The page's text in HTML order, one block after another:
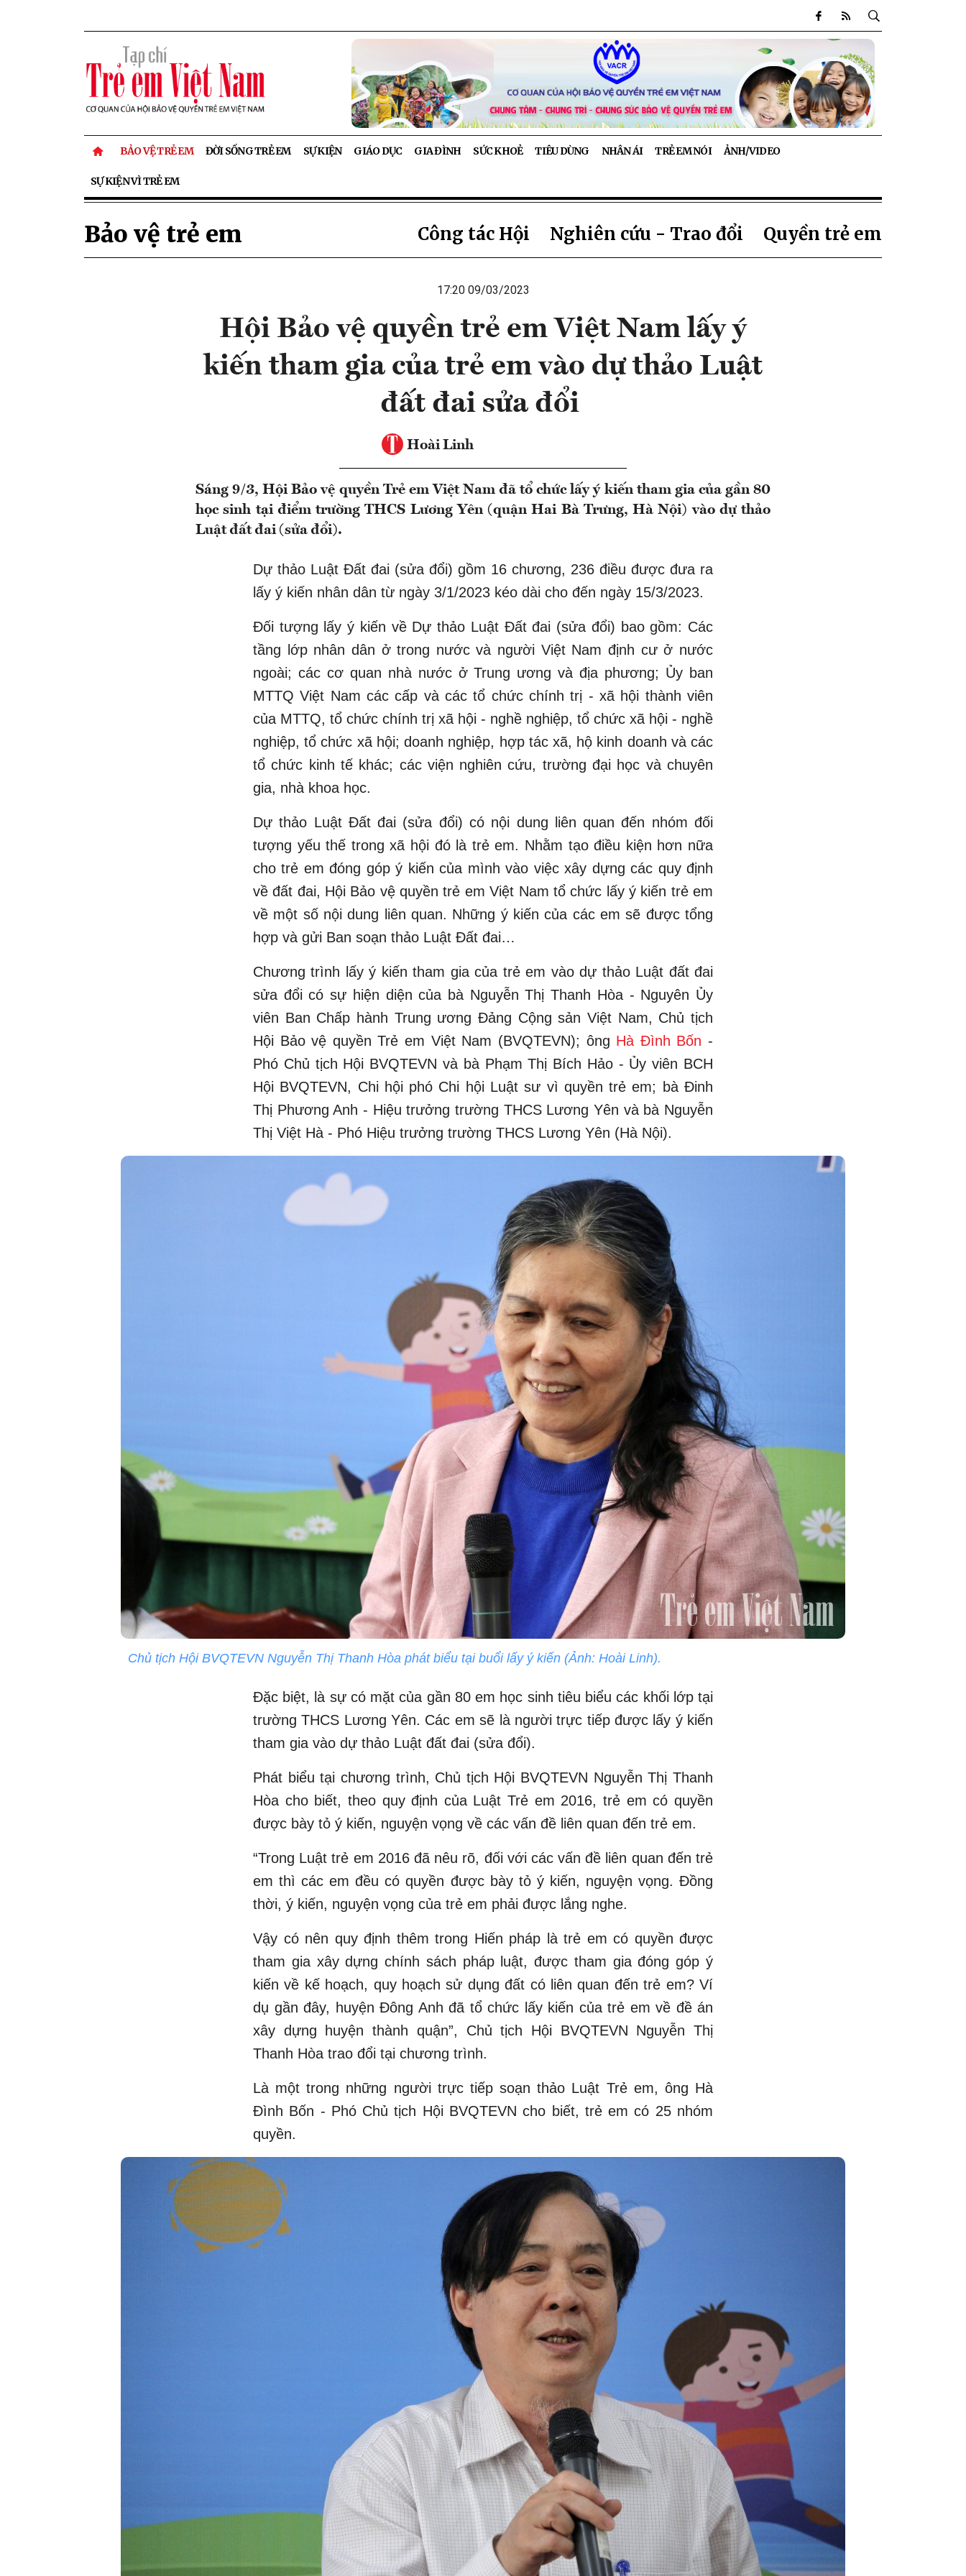
BẢO VỆ TRẺ EM ĐỜI SỐNG TRẺ EM SỰ KIỆN GIÁO DỤC GIA ĐÌNH SỨC KHOẺ TIÊU DÙNG NHÂN ÁI TRẺ EM NÓI ẢNH/VIDEO
SỰ KIỆN VÌ TRẺ EM
Bảo vệ trẻ em Công tác Hội Nghiên cứu - Trao đổi Quyền trẻ em
17:20 09/03/2023
Hội Bảo vệ quyền trẻ em Việt Nam lấy ý
kiến tham gia của trẻ em vào dự thảo Luật
đất đai sửa đổi
Hoài Linh
Sáng 9/3, Hội Bảo vệ quyền Trẻ em Việt Nam đã tổ chức lấy ý kiến tham gia của gần 80
học sinh tại điểm trường THCS Lương Yên (quận Hai Bà Trưng, Hà Nội) vào dự thảo
Luật đất đai (sửa đổi).
Dự thảo Luật Đất đai (sửa đổi) gồm 16 chương, 236 điều được đưa ra
lấy ý kiến nhân dân từ ngày 3/1/2023 kéo dài cho đến ngày 15/3/2023.
Đối tượng lấy ý kiến về Dự thảo Luật Đất đai (sửa đổi) bao gồm: Các
tầng lớp nhân dân ở trong nước và người Việt Nam định cư ở nước
ngoài; các cơ quan nhà nước ở Trung ương và địa phương; Ủy ban
MTTQ Việt Nam các cấp và các tổ chức chính trị - xã hội thành viên
của MTTQ, tổ chức chính trị xã hội - nghề nghiệp, tổ chức xã hội - nghề
nghiệp, tổ chức xã hội; doanh nghiệp, hợp tác xã, hộ kinh doanh và các
tổ chức kinh tế khác; các viện nghiên cứu, trường đại học và chuyên
gia, nhà khoa học.
Dự thảo Luật Đất đai (sửa đổi) có nội dung liên quan đến nhóm đối
tượng yếu thế trong xã hội đó là trẻ em. Nhằm tạo điều kiện hơn nữa
cho trẻ em đóng góp ý kiến của mình vào việc xây dựng các quy định
về đất đai, Hội Bảo vệ quyền trẻ em Việt Nam tổ chức lấy ý kiến trẻ em
về một số nội dung liên quan. Những ý kiến của các em sẽ được tổng
hợp và gửi Ban soạn thảo Luật Đất đai…
Chương trình lấy ý kiến tham gia của trẻ em vào dự thảo Luật đất đai
sửa đổi có sự hiện diện của bà Nguyễn Thị Thanh Hòa - Nguyên Ủy
viên Ban Chấp hành Trung ương Đảng Cộng sản Việt Nam, Chủ tịch
Hội Bảo vệ quyền Trẻ em Việt Nam (BVQTEVN); ông Hà Đình Bốn -
Phó Chủ tịch Hội BVQTEVN và bà Phạm Thị Bích Hảo - Ủy viên BCH
Hội BVQTEVN, Chi hội phó Chi hội Luật sư vì quyền trẻ em; bà Đinh
Thị Phương Anh - Hiệu trưởng trường THCS Lương Yên và bà Nguyễn
Thị Việt Hà - Phó Hiệu trưởng trường THCS Lương Yên (Hà Nội).
Chủ tịch Hội BVQTEVN Nguyễn Thị Thanh Hòa phát biểu tại buổi lấy ý kiến (Ảnh: Hoài Linh).
Đặc biệt, là sự có mặt của gần 80 em học sinh tiêu biểu các khối lớp tại
trường THCS Lương Yên. Các em sẽ là người trực tiếp được lấy ý kiến
tham gia vào dự thảo Luật đất đai (sửa đổi).
Phát biểu tại chương trình, Chủ tịch Hội BVQTEVN Nguyễn Thị Thanh
Hòa cho biết, theo quy định của Luật Trẻ em 2016, trẻ em có quyền
được bày tỏ ý kiến, nguyện vọng về các vấn đề liên quan đến trẻ em.
“Trong Luật trẻ em 2016 đã nêu rõ, đối với các vấn đề liên quan đến trẻ
em thì các em đều có quyền được bày tỏ ý kiến, nguyện vọng. Đồng
thời, ý kiến, nguyện vọng của trẻ em phải được lắng nghe.
Vậy có nên quy định thêm trong Hiến pháp là trẻ em có quyền được
tham gia xây dựng chính sách pháp luật, được tham gia đóng góp ý
kiến về kế hoạch, quy hoạch sử dụng đất có liên quan đến trẻ em? Ví
dụ gần đây, huyện Đông Anh đã tổ chức lấy kiến của trẻ em về đề án
xây dựng huyện thành quận”, Chủ tịch Hội BVQTEVN Nguyễn Thị
Thanh Hòa trao đổi tại chương trình.
Là một trong những người trực tiếp soạn thảo Luật Trẻ em, ông Hà
Đình Bốn - Phó Chủ tịch Hội BVQTEVN cho biết, trẻ em có 25 nhóm
quyền.